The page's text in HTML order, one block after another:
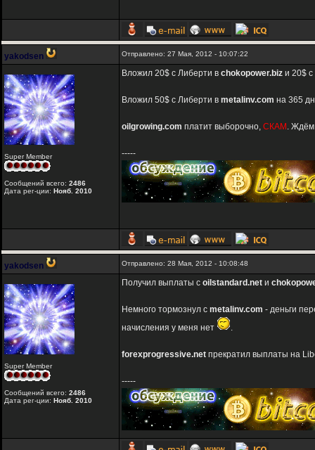
yakodsen Отправлено: 27 Мая, 2012 - 10:07:22
Super Member
Сообщений всего: 2486
Дата рег-ции: Нояб. 2010
Вложил 20$ с Либерти в chokopower.biz и 20$
Вложил 50$ с Либерти в metalinv.com на 365
oilgrowing.com платит выборочно, СКАМ . Ждём
-----
yakodsen Отправлено: 28 Мая, 2012 - 10:08:48
Super Member
Сообщений всего: 2486
Дата рег-ции: Нояб. 2010
Получил выплаты с oilstandard.net и
Немного тормознул с metalinv.com - деньги
начисления у меня нет
.
forexprogressive.net прекратил выплаты на
-----